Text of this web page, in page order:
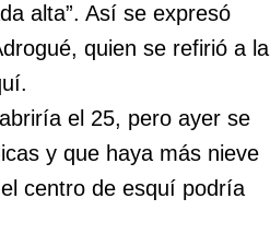
alta”. Así se expresó
quien se refirió a la
el 25, pero ayer se
y que haya más nieve
centro de esquí podría